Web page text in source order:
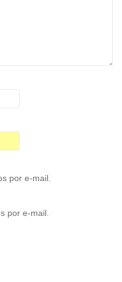
por e-mail.
por e-mail.